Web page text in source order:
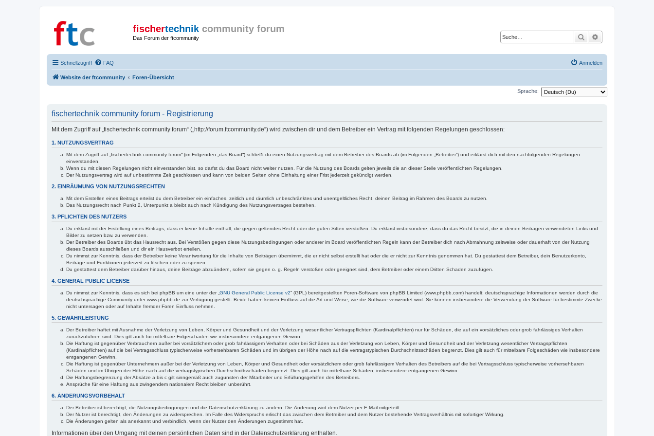
fischertechnik community forum
Das Forum der ftcommunity Suche
Schnellzugriff FAQ Anmelden
Website der ftcommunity Foren-Übersicht
Sprache:
fischertechnik community forum - Registrierung
Mit dem Zugriff auf „fischertechnik community forum“ („http://forum.ftcommunity.de“) wird zwischen dir und dem Betreiber ein Vertrag mit folgenden Regelungen geschlossen:
1. NUTZUNGSVERTRAG
Mit dem Zugriff auf „fischertechnik community forum“ (im Folgenden „das Board“) schließt du einen Nutzungsvertrag mit dem Betreiber des Boards ab (im Folgenden „Betreiber“) und erklärst dich mit den nachfolgenden Regelungen
einverstanden.
Wenn du mit diesen Regelungen nicht einverstanden bist, so darfst du das Board nicht weiter nutzen. Für die Nutzung des Boards gelten jeweils die an dieser Stelle veröffentlichten Regelungen.
Der Nutzungsvertrag wird auf unbestimmte Zeit geschlossen und kann von beiden Seiten ohne Einhaltung einer Frist jederzeit gekündigt werden.
2. EINRÄUMUNG VON NUTZUNGSRECHTEN
Mit dem Erstellen eines Beitrags erteilst du dem Betreiber ein einfaches, zeitlich und räumlich unbeschränktes und unentgeltliches Recht, deinen Beitrag im Rahmen des Boards zu nutzen.
Das Nutzungsrecht nach Punkt 2, Unterpunkt a bleibt auch nach Kündigung des Nutzungsvertrages bestehen.
3. PFLICHTEN DES NUTZERS
Du erklärst mit der Erstellung eines Beitrags, dass er keine Inhalte enthält, die gegen geltendes Recht oder die guten Sitten verstoßen. Du erklärst insbesondere, dass du das Recht besitzt, die in deinen Beiträgen verwendeten Links und
Bilder zu setzen bzw. zu verwenden.
Der Betreiber des Boards übt das Hausrecht aus. Bei Verstößen gegen diese Nutzungsbedingungen oder anderer im Board veröffentlichten Regeln kann der Betreiber dich nach Abmahnung zeitweise oder dauerhaft von der Nutzung
dieses Boards ausschließen und dir ein Hausverbot erteilen.
Du nimmst zur Kenntnis, dass der Betreiber keine Verantwortung für die Inhalte von Beiträgen übernimmt, die er nicht selbst erstellt hat oder die er nicht zur Kenntnis genommen hat. Du gestattest dem Betreiber, dein Benutzerkonto,
Beiträge und Funktionen jederzeit zu löschen oder zu sperren.
Du gestattest dem Betreiber darüber hinaus, deine Beiträge abzuändern, sofern sie gegen o. g. Regeln verstoßen oder geeignet sind, dem Betreiber oder einem Dritten Schaden zuzufügen.
4. GENERAL PUBLIC LICENSE
Du nimmst zur Kenntnis, dass es sich bei phpBB um eine unter der „ GNU General Public License v2“ (GPL) bereitgestellten Foren-Software von phpBB Limited (www.phpbb.com) handelt; deutschsprachige Informationen werden durch die
deutschsprachige Community unter www.phpbb.de zur Verfügung gestellt. Beide haben keinen Einfluss auf die Art und Weise, wie die Software verwendet wird. Sie können insbesondere die Verwendung der Software für bestimmte Zwecke
nicht untersagen oder auf Inhalte fremder Foren Einfluss nehmen.
5. GEWÄHRLEISTUNG
Der Betreiber haftet mit Ausnahme der Verletzung von Leben, Körper und Gesundheit und der Verletzung wesentlicher Vertragspflichten (Kardinalpflichten) nur für Schäden, die auf ein vorsätzliches oder grob fahrlässiges Verhalten
zurückzuführen sind. Dies gilt auch für mittelbare Folgeschäden wie insbesondere entgangenen Gewinn.
Die Haftung ist gegenüber Verbrauchern außer bei vorsätzlichem oder grob fahrlässigem Verhalten oder bei Schäden aus der Verletzung von Leben, Körper und Gesundheit und der Verletzung wesentlicher Vertragspflichten
(Kardinalpflichten) auf die bei Vertragsschluss typischerweise vorhersehbaren Schäden und im übrigen der Höhe nach auf die vertragstypischen Durchschnittsschäden begrenzt. Dies gilt auch für mittelbare Folgeschäden wie insbesondere
entgangenen Gewinn.
Die Haftung ist gegenüber Unternehmern außer bei der Verletzung von Leben, Körper und Gesundheit oder vorsätzlichem oder grob fahrlässigem Verhalten des Betreibers auf die bei Vertragsschluss typischerweise vorhersehbaren
Schäden und im Übrigen der Höhe nach auf die vertragstypischen Durchschnittsschäden begrenzt. Dies gilt auch für mittelbare Schäden, insbesondere entgangenen Gewinn.
Die Haftungsbegrenzung der Absätze a bis c gilt sinngemäß auch zugunsten der Mitarbeiter und Erfüllungsgehilfen des Betreibers.
Ansprüche für eine Haftung aus zwingendem nationalem Recht bleiben unberührt.
6. ÄNDERUNGSVORBEHALT
Der Betreiber ist berechtigt, die Nutzungsbedingungen und die Datenschutzerklärung zu ändern. Die Änderung wird dem Nutzer per E-Mail mitgeteilt.
Der Nutzer ist berechtigt, den Änderungen zu widersprechen. Im Falle des Widerspruchs erlischt das zwischen dem Betreiber und dem Nutzer bestehende Vertragsverhältnis mit sofortiger Wirkung.
Die Änderungen gelten als anerkannt und verbindlich, wenn der Nutzer den Änderungen zugestimmt hat.
Informationen über den Umgang mit deinen persönlichen Daten sind in der Datenschutzerklärung enthalten.